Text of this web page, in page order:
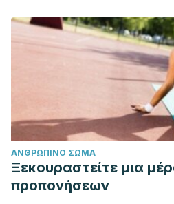
ΑΝΘΡΏΠΙΝΟ ΣΏΜΑ
Ξεκουραστείτε μια
προπονήσεων